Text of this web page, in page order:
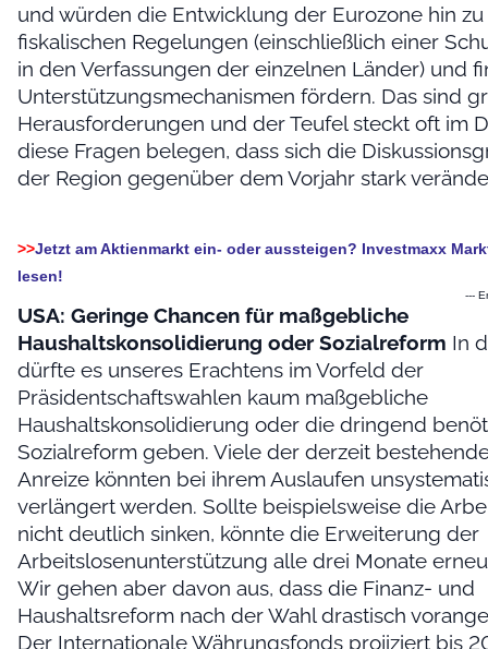
und würden die Entwicklung der Eurozone hin
fiskalischen Regelungen (einschließlich einer
in den Verfassungen der einzelnen Länder) und
Unterstützungsmechanismen fördern. Das sind
Herausforderungen und der Teufel steckt oft im
diese Fragen belegen, dass sich die
der Region gegenüber dem Vorjahr stark
>>Jetzt am Aktienmarkt ein- oder aussteigen? Investmaxx
lesen!
---
USA: Geringe Chancen für maßgebliche
Haushaltskonsolidierung oder Sozialreform In
dürfte es unseres Erachtens im Vorfeld der
Präsidentschaftswahlen kaum maßgebliche
Haushaltskonsolidierung oder die dringend
Sozialreform geben. Viele der derzeit
Anreize könnten bei ihrem Auslaufen
verlängert werden. Sollte beispielsweise die
nicht deutlich sinken, könnte die Erweiterung der
Arbeitslosenunterstützung alle drei Monate
Wir gehen aber davon aus, dass die Finanz- und
Haushaltsreform nach der Wahl drastisch
Der Internationale Währungsfonds projiziert bis